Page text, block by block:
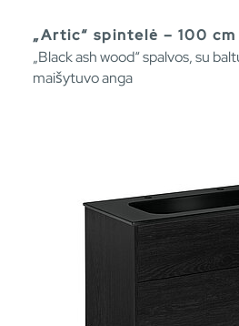
„Artic“ spintelė – 100 cm
„Black ash wood“ spalvos, su
maišytuvo anga